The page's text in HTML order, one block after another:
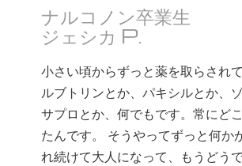
ア
ク
ト
ナルコノン卒業生
ジェシカ P.
小さい頃からずっと薬を取らされ
ルブトリンとか、パキシルとか、
サプロとか、何でもです。常にど
たんです。 そうやってずっと何か
れ続けて大人になって、もうどう